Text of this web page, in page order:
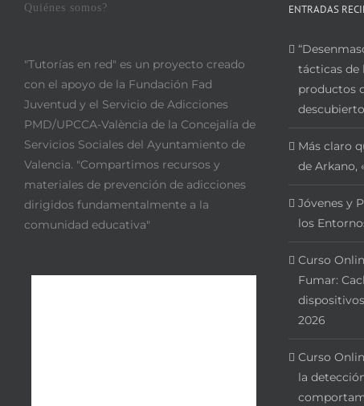
Quiénes somos?
"Tutorías en red" es un proyecto creado
con el apoyo de la Fundación Fad
Juventud y el Servicio de Adicciones
PMD/UPCCA-València de la Concejalía de
Servicios Sociales del Ayuntamiento de
Valencia. "Compartimos recursos y
materiales de prevención de adicciones
dirigidos fundamentalmente a la
comunidad educativa"
ENTRADAS
tácticas de
productos
Más claro
de Arkano,
Jóvenes y
los
Curso
Fumar:
2026
Curso
la